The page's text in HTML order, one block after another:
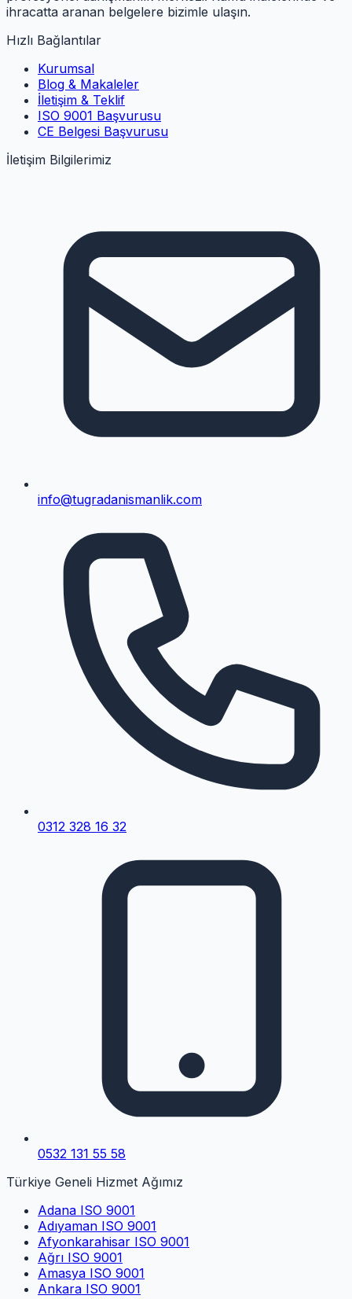
ihracatta aranan belgelere bizimle ulaşın.
Hızlı Bağlantılar
Kurumsal
Blog & Makaleler
İletişim & Teklif
ISO 9001 Başvurusu
CE Belgesi Başvurusu
İletişim Bilgilerimiz
info@tugradanismanlik.com
0312 328 16 32
0532 131 55 58
Türkiye Geneli Hizmet Ağımız
Adana ISO 9001
Adıyaman ISO 9001
Afyonkarahisar ISO 9001
Ağrı ISO 9001
Amasya ISO 9001
Ankara ISO 9001